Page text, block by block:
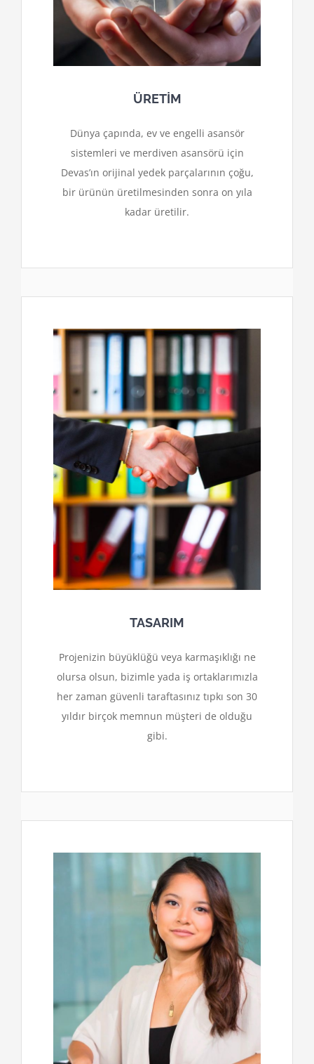
ÜRETİM
Dünya çapında, ev ve engelli asansör
sistemleri ve merdiven asansörü için
Devas’ın orijinal yedek parçalarının çoğu,
bir ürünün üretilmesinden sonra on yıla
kadar üretilir.
TASARIM
Projenizin büyüklüğü veya karmaşıklığı ne
olursa olsun, bizimle yada iş ortaklarımızla
her zaman güvenli taraftasınız tıpkı son 30
yıldır birçok memnun müşteri de olduğu
gibi.